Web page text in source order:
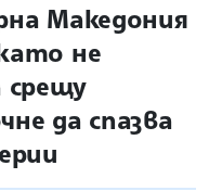
Македония
не
да спазва